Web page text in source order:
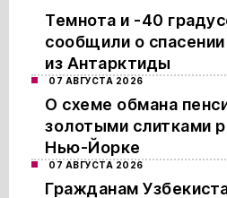
Темнота и -40
сообщили о
из Антарктиды
07 АВГУСТА 2026
О схеме обмана
золотыми слитками
Нью-Йорке
07 АВГУСТА 2026
Гражданам